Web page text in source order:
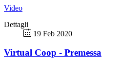
Video
Dettagli
19 Feb 2020
Virtual Coop - Premessa